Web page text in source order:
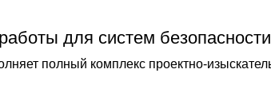
для систем безопасности
полный комплекс проектно-